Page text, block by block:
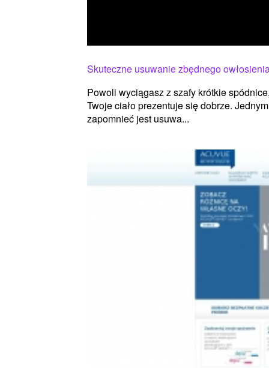
Skuteczne usuwanie zbędnego
Powoli wyciągasz z szafy krótkie
Twoje ciało prezentuje się dobrze.
zapomnieć jest usuwa...